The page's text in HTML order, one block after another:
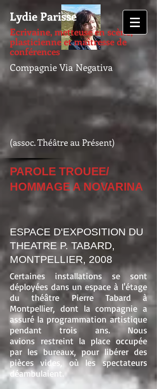
Lydie Parisse
Ecrivaine, metteuse en scène,
plasticienne et maîtresse de
conférences
Compagnie Via Negativa
(assoc. Théâtre au Présent)
PAROLE TROUEE/
HOMMAGE A NOVARINA
ESPACE D'EXPOSITION DU
THEATRE P. TABARD,
MONTPELLIER, 2008
Certaines installations se sont
déployées dans un espace à l'étage
du théâtre Pierre Tabard à
Montpellier, dont la compagnie a
assuré la programmation artistique
pendant trois ans. Nous
avions restreint la place occupée
par les bureaux, pour libérer des
pièces vides, où les spectateurs
déambulaient.